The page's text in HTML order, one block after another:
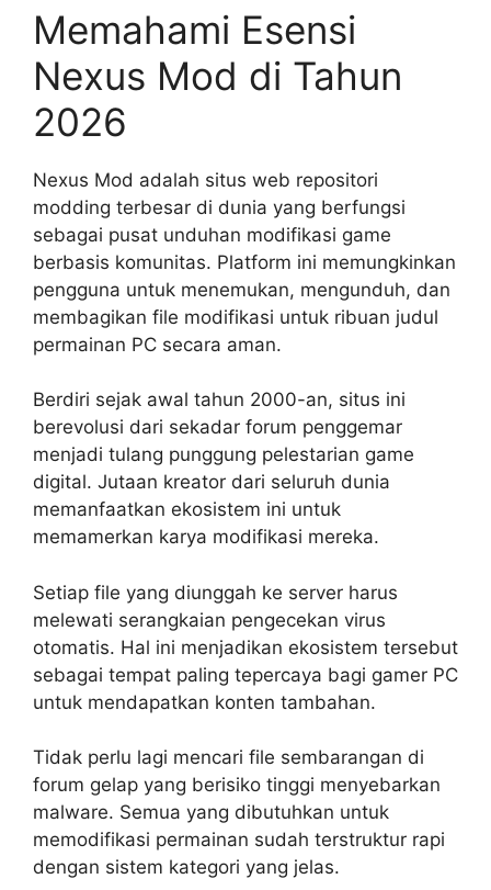
Memahami Esensi
Nexus Mod di Tahun
2026
Nexus Mod adalah situs web repositori
modding terbesar di dunia yang berfungsi
sebagai pusat unduhan modifikasi game
berbasis komunitas. Platform ini memungkinkan
pengguna untuk menemukan, mengunduh, dan
membagikan file modifikasi untuk ribuan judul
permainan PC secara aman.
Berdiri sejak awal tahun 2000-an, situs ini
berevolusi dari sekadar forum penggemar
menjadi tulang punggung pelestarian game
digital. Jutaan kreator dari seluruh dunia
memanfaatkan ekosistem ini untuk
memamerkan karya modifikasi mereka.
Setiap file yang diunggah ke server harus
melewati serangkaian pengecekan virus
otomatis. Hal ini menjadikan ekosistem tersebut
sebagai tempat paling tepercaya bagi gamer PC
untuk mendapatkan konten tambahan.
Tidak perlu lagi mencari file sembarangan di
forum gelap yang berisiko tinggi menyebarkan
malware. Semua yang dibutuhkan untuk
memodifikasi permainan sudah terstruktur rapi
dengan sistem kategori yang jelas.